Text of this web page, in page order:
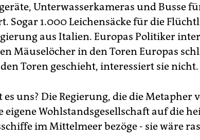
Unterwasserkameras und Busse
Sogar 1.000 Leichensäcke für die
aus Italien. Europas Politiker
Mäuselöcher in den Toren Europas
Toren geschieht, interessiert sie nicht.
uns? Die Regierung, die die Metapher
eigene Wohlstandsgesellschaft auf die
im Mittelmeer bezöge - sie wäre